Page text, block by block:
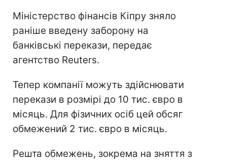
Міністерство фінансів Кіпру зняло
раніше введену заборону на
банківські перекази, передає
агентство Reuters.
Тепер компанії можуть здійснювати
перекази в розмірі до 10 тис. євро в
місяць. Для фізичних осіб цей обсяг
обмежений 2 тис. євро в місяць.
Решта обмежень, зокрема на зняття з